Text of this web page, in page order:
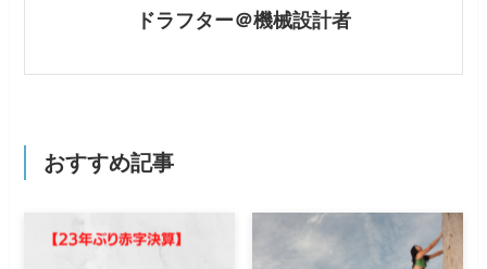
ドラフター＠機械設計者
おすすめ記事